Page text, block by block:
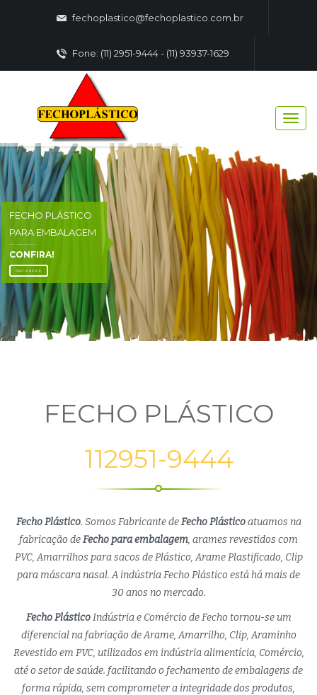
fechoplastico@fechoplastico.com.br
Fone: (11) 2951-9444 - (11) 93937-1629
FECHO PLÁSTICO
PARA EMBALAGEM
CONFIRA!
FALE CONOSCO
FECHO PLÁSTICO
112951-9444
Fecho Plástico. Somos Fabricante deFecho Plásticoatuamos na
fabricação deFecho para embalagem, arames revestidos com
PVC, Amarrilhos para sacos de Plástico, Arame Plastificado, Clip
para máscara nasal. A indústria Fecho Plástico está há mais de
30 anos no mercado.
Fecho PlásticoIndústria e Comércio de Fecho tornou-se um
diferencial na fabriação de Arame, Amarrilho, Clip, Araminho
Revestido em PVC, utilizados em indústria alimentícia, Comércio,
até o setor de saúde. facilitando o fechamento de embalagens de
forma rápida, sem comprometer a integridade dos produtos,